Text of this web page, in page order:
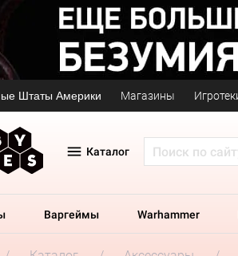
Штаты Америки Магазины
Каталог
Варгеймы Warhammer